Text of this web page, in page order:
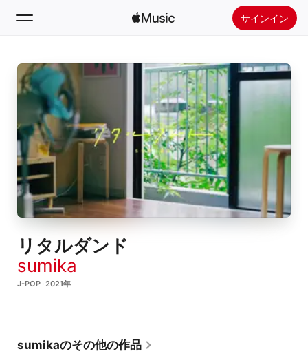
サインイン
検索
ホーム
新着おすすめ
ラジオ
Apple Musicをインストール
リタルダンド
sumika
J-POP · 2021年
sumikaのその他の作品